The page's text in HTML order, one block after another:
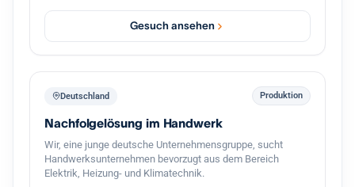
vollständige Übernahme oder eine Mehrheit inklusive
Übernahme der Geschäftsführung. Eine strukturierte
Übergabe im Tempo des bisherigen Inhabers ist
mit einem festen privaten Investorenkreis, der bei
zusätzlichem Bedarf Eigenkapital von bis zu 3 Millionen
Euro bereitstellt. Damit lässt sich eine Übernahme zügig
und verlässlich umsetzen. Eine
Vertraulichkeitsvereinbarung unterzeichne ich
selbstverständlich gern. Ich freue mich auf einen
vertraulichen Austausch.
Gesuch ansehen
Deutschland Produktion
Nachfolgelösung im Handwerk
Wir, eine junge deutsche Unternehmensgruppe, sucht
Handwerksunternehmen bevorzugt aus dem Bereich
Elektrik, Heizung- und Klimatechnik.